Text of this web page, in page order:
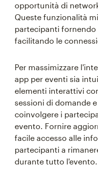
opportunità di
Queste funzionalità
partecipanti
facilitando le
Per massimizzare
app per eventi sia
elementi interattivi
sessioni di domande
coinvolgere i
evento. Fornire
facile accesso alle
partecipanti a
durante tutto l'evento.